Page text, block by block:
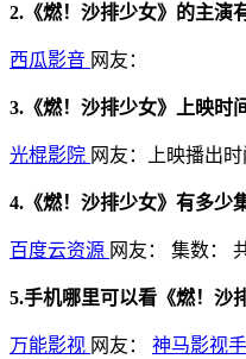
2.《燃！沙排少女》的主演
西瓜影音 网友：
3.《燃！沙排少女》上映时
光棍影院 网友：上映播出时
4.《燃！沙排少女》有多少
百度云资源 网友： 集数：
5.手机哪里可以看《燃！沙
万能影视 网友： 神马影视